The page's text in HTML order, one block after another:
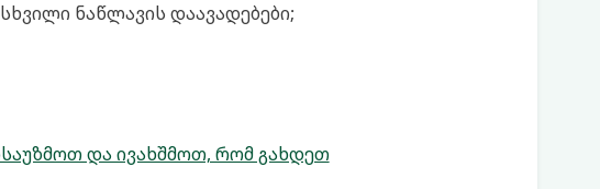
ნაწლავის დაავადებები;
და ივახშმოთ, რომ გახდეთ